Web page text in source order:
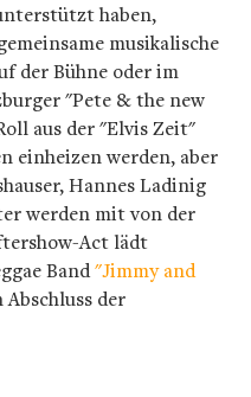
haben,
musikalische
der Bühne oder im
"Pete & the new
aus der "Elvis Zeit"
einheizen werden, aber
Hannes Ladinig
werden mit von der
Act lädt
Band"Jimmy and
Abschluss der